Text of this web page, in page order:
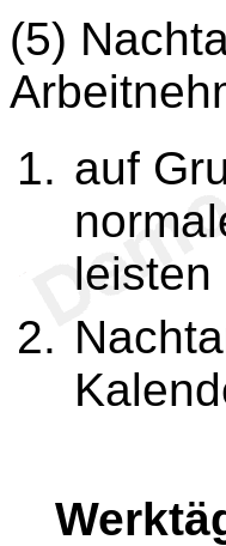
(5)
auf
leisten